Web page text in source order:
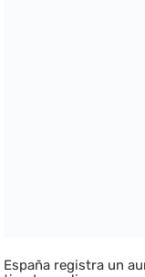
España registra un